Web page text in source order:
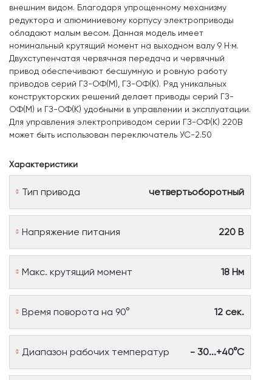
внешним видом. Благодаря упрощенному механизму
редуктора и алюминиевому корпусу электроприводы
обладают малым весом. Данная модель имеет
номинальный крутящий момент на выходном валу 9 Н·м.
Двухступенчатая червячная передача и червячный
привод обеспечивают бесшумную и ровную работу
приводов серий ГЗ-ОФ(М), ГЗ-ОФ(К). Ряд уникальных
конструкторских решений делает приводы серий ГЗ-
ОФ(М) и ГЗ-ОФ(К) удобными в управлении и эксплуатации.
Для управления электроприводом серии ГЗ-ОФ(К) 220В
может быть использован переключатель УС-2.50
Характеристики
Тип привода четвертьоборотный
Напряжение питания 220 В
Макс. крутящий момент 18 Нм
Время поворота на 90° 12 сек.
Диапазон рабочих температур - 30...+40°С